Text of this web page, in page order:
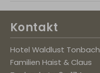
Kontakt
Hotel Waldlust Tonbach
Familien Haist & Claus